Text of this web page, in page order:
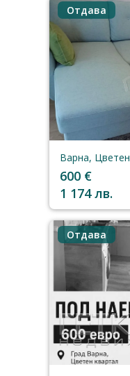
Отдава
Варна, Цветен
600 €
1 174 лв.
Отдава